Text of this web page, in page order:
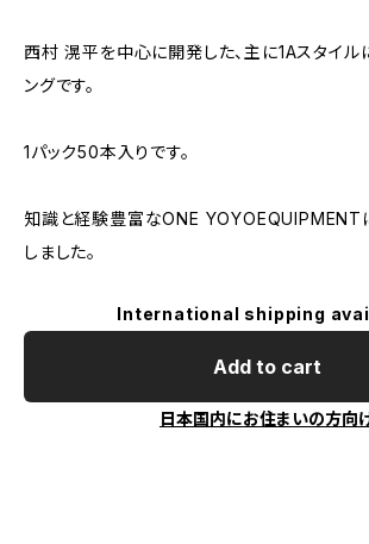
西村 滉平を中心に開発した、主に1Aスタイル
ングです。
1パック50本入りです。
知識と経験豊富なONE YOYOEQUIPMENT
しました。
International shipping
Add to cart
日本国内にお住まいの方向